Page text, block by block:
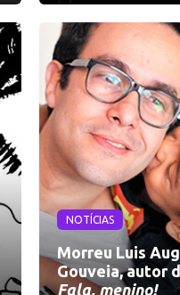
NOTÍCIAS
Morreu Luis
Gouveia, autor
Fala, menino!